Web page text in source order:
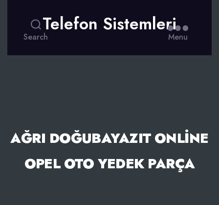
Search
Telefon Sistemleri
Menu
AĞRI DOĞUBAYAZIT ONLINE
OPEL OTO YEDEK PARÇA